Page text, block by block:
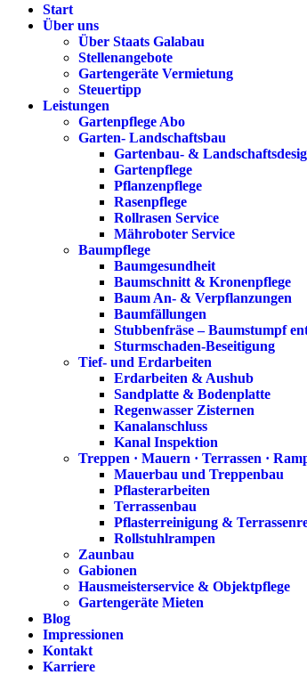
Start
Über uns
Über Staats Galabau
Stellenangebote
Gartengeräte Vermietung
Steuertipp
Leistungen
Gartenpflege Abo
Garten- Landschaftsbau
Gartenbau- &
Gartenpflege
Pflanzenpflege
Rasenpflege
Rollrasen Service
Mähroboter Service
Baumpflege
Baumgesundheit
Baumschnitt & Kronenpflege
Baum An- & Verpflanzungen
Baumfällungen
Stubbenfräse – Baumstumpf
Sturmschaden-Beseitigung
Tief- und Erdarbeiten
Erdarbeiten & Aushub
Sandplatte & Bodenplatte
Regenwasser Zisternen
Kanalanschluss
Kanal Inspektion
Treppen · Mauern · Terrassen ·
Mauerbau und Treppenbau
Pflasterarbeiten
Terrassenbau
Pflasterreinigung &
Rollstuhlrampen
Zaunbau
Gabionen
Hausmeisterservice & Objektpflege
Gartengeräte Mieten
Blog
Impressionen
Kontakt
Karriere